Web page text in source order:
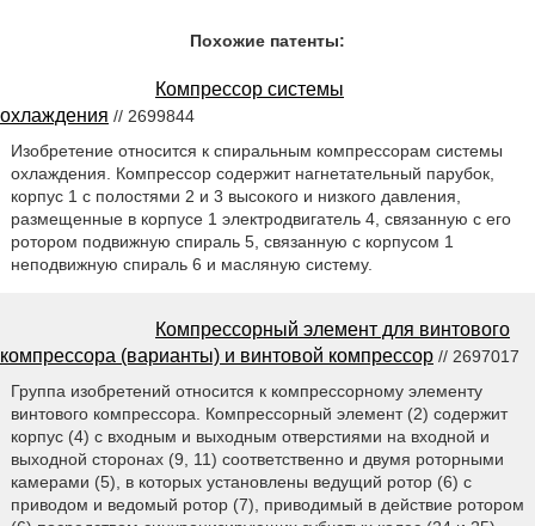
Похожие патенты:
Компрессор системы
охлаждения // 2699844
Изобретение относится к спиральным компрессорам системы
охлаждения. Компрессор содержит нагнетательный парубок,
корпус 1 с полостями 2 и 3 высокого и низкого давления,
размещенные в корпусе 1 электродвигатель 4, связанную с его
ротором подвижную спираль 5, связанную с корпусом 1
неподвижную спираль 6 и масляную систему.
Компрессорный элемент для винтового
компрессора (варианты) и винтовой компрессор // 2697017
Группа изобретений относится к компрессорному элементу
винтового компрессора. Компрессорный элемент (2) содержит
корпус (4) с входным и выходным отверстиями на входной и
выходной сторонах (9, 11) соответственно и двумя роторными
камерами (5), в которых установлены ведущий ротор (6) с
приводом и ведомый ротор (7), приводимый в действие ротором